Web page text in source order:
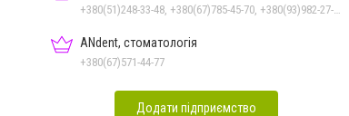
ANdent, стоматологія
+380(67)571-44-77
Додати підприємство